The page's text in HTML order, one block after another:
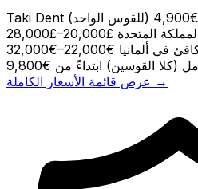
Taki Dent (للقوس الواحد)
المتحدة £20,000–£28,000
في ألمانيا €22,000–€32,000
(كلا القوسين) ابتداءً من €9,800
عرض قائمة الأسعار الكاملة →